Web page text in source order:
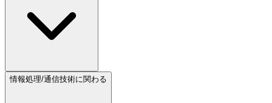
情報処理/通信技術に関わる